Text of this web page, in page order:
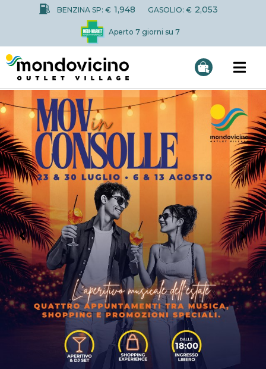
BENZINA SP: € 1,948 GASOLIO: € 2,053
Aperto 7 giorni su 7